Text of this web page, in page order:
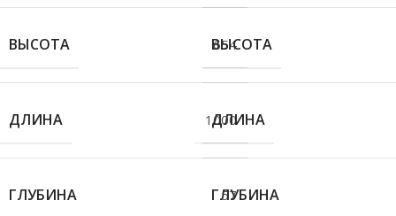
ВЫСОТА 654
ДЛИНА 1000
ГЛУБИНА 57
ВЫСОТА
ДЛИНА
ГЛУБИНА